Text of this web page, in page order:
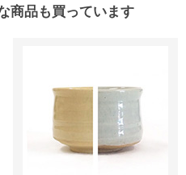
商品も買っています